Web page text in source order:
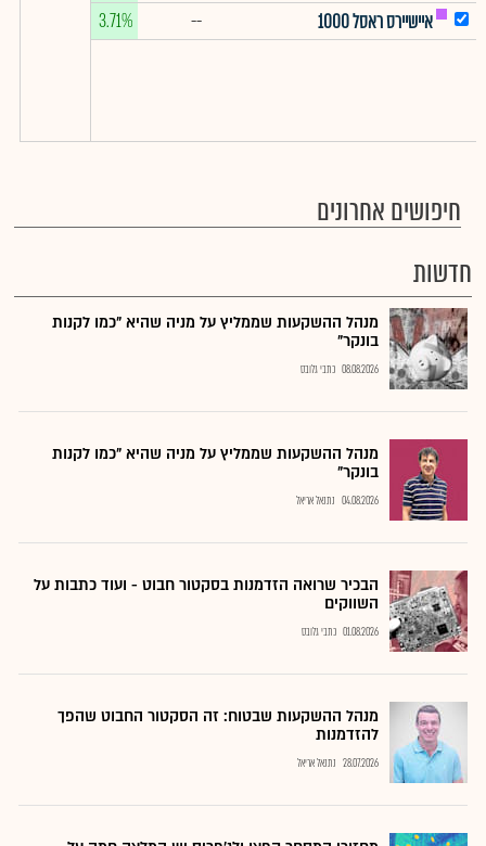
איישיירס ראסל 1000
--
3.71%
חיפושים אחרונים
חדשות
מנהל ההשקעות שממליץ על מניה שהיא "כמו לקנות
בונקר"
08.08.2026 כתבי גלובס
מנהל ההשקעות שממליץ על מניה שהיא "כמו לקנות
בונקר"
04.08.2026 נתנאל אריאל
הבכיר שרואה הזדמנות בסקטור חבוט - ועוד כתבות על
השווקים
01.08.2026 כתבי גלובס
מנהל ההשקעות שבטוח: זה הסקטור החבוט שהפך
להזדמנות
28.07.2026 נתנאל אריאל